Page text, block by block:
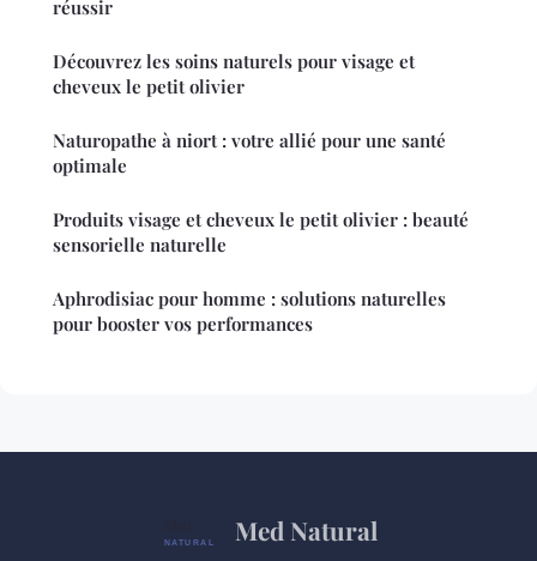
réussir
Découvrez les soins naturels pour visage et
cheveux le petit olivier
Naturopathe à niort : votre allié pour une santé
optimale
Produits visage et cheveux le petit olivier : beauté
sensorielle naturelle
Aphrodisiac pour homme : solutions naturelles
pour booster vos performances
Med Natural